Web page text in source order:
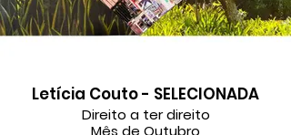
Letícia Couto - SELECIONADA
Direito a ter direito
Mês de Outubro